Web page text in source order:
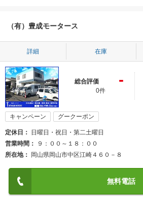
（有）豊成モータース
詳細 在庫
総合評価 -
0件
キャンペーン グークーポン
定休日
日曜日・祝日・第二土曜日
営業時間
９：００～１８：００
所在地
岡山県岡山市中区江崎４６０－８
無料電話